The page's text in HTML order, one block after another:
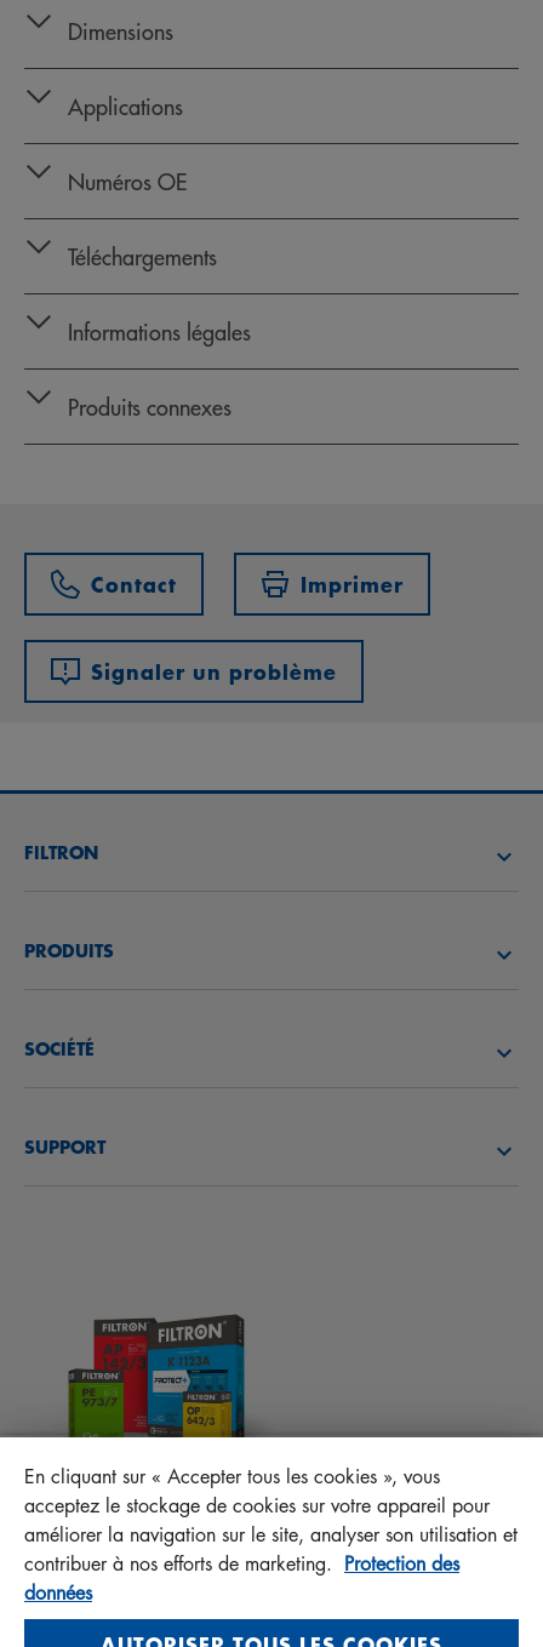
Dimensions
Applications
Numéros OE
Téléchargements
Informations légales
Produits connexes
Contact Imprimer
Signaler un problème
FILTRON
TROUVEZ UN DISTRIBUTEUR
PRODUITS
PROTECT+
SOCIÉTÉ
SUPPORT
FAQ
MANN+HUMMEL FT Poland
Sp. z o. o. Sp. k.
ul. Wrocławska 145, 63-800 GOSTYŃ, POLAND
Privacy Statement
Imprint
En cliquant sur « Accepter tous les cookies », vous
acceptez le stockage de cookies sur votre appareil pour
améliorer la navigation sur le site, analyser son utilisation et
contribuer à nos efforts de marketing. Protection des
données